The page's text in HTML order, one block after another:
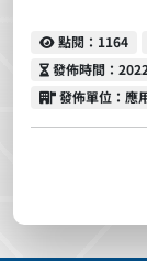
點閱
點閱：1164
發佈時間
發佈時間：
發佈單位
發佈單位：應